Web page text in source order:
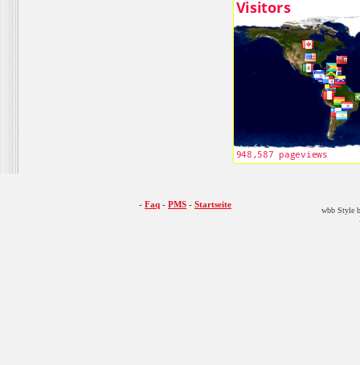
- Faq - PMS - Startseite
wbb Style